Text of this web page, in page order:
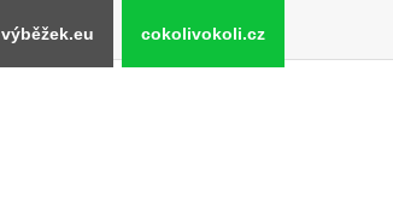
výběžek.eu cokolivokoli.cz